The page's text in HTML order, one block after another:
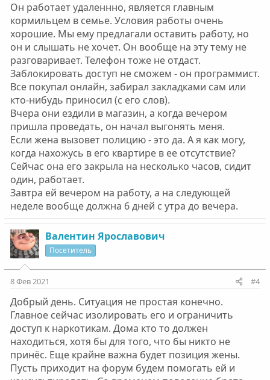
Он работает удаленнно, является главным
кормильцем в семье. Условия работы очень
хорошие. Мы ему предлагали оставить работу, но
он и слышать не хочет. Он вообще на эту тему не
разговаривает. Телефон тоже не отдаст.
Заблокировать доступ не сможем - он программист.
Все покупал онлайн, забирал закладками сам или
кто-нибудь приносил (с его слов).
Вчера они ездили в магазин, а когда вечером
пришла проведать, он начал выгонять меня.
Если жена вызовет полицию - это да. А я как могу,
когда нахожусь в его квартире в ее отсутствие?
Сейчас она его закрыла на несколько часов, сидит
один, работает.
Завтра ей вечером на работу, а на следующей
неделе вообще должна 6 дней с утра до вечера.
Валентин Ярославович
Посетитель
8 Фев 2021 #4
Добрый день. Ситуация не простая конечно.
Главное сейчас изолировать его и ограничить
доступ к наркотикам. Дома кто то должен
находиться, хотя бы для того, что бы никто не
принёс. Еще крайне важна будет позиция жены.
Пусть приходит на форум будем помогать ей и